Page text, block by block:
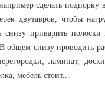
сделать подпорку
двутавров, чтобы
приварить полоски
общем снизу проводить
ламинат,
мебель стоит...